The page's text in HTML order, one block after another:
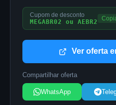
Cupom de desconto
MEGABR02 ou AEBR2
Ver oferta
Compartilhar oferta
WhatsApp